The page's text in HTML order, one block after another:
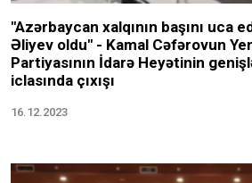
"Azərbaycan xalqının başını uca
Əliyev oldu" - Kamal Cəfərovun
Partiyasının İdarə Heyətinin
iclasında çıxışı
16.12.2023